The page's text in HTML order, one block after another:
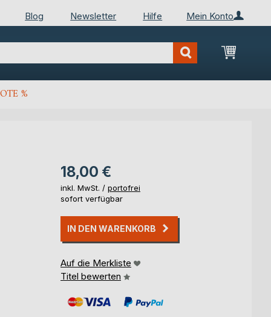
Mein Konto
Blog Newsletter Hilfe
Mein
%
18,00 €
inkl. MwSt. / portofrei
sofort verfügbar
IN DEN WARENKORB
Auf die Merkliste
Titel bewerten